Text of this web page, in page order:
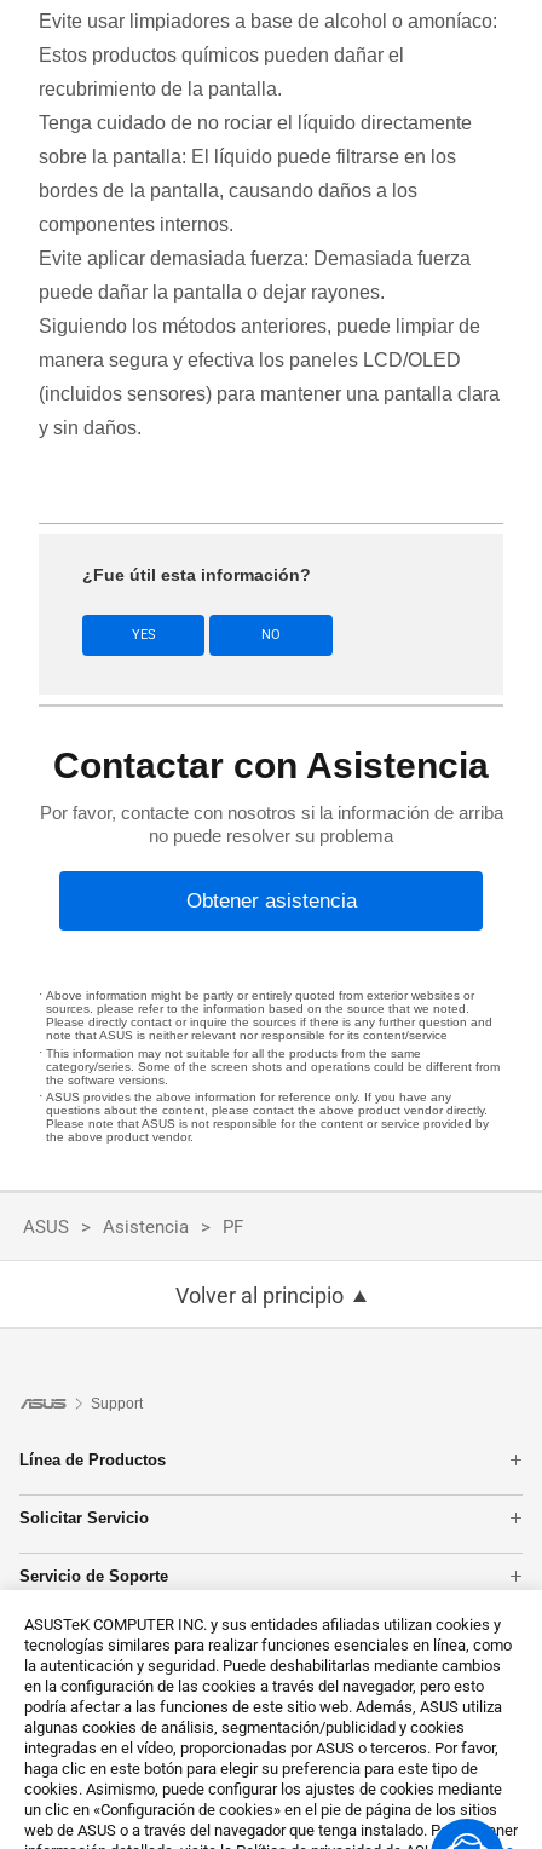
ASUSTeK COMPUTER INC. y sus entidades afiliadas utilizan cookies y
tecnologías similares para realizar funciones esenciales en línea, como
la autenticación y seguridad. Puede deshabilitarlas mediante cambios
en la configuración de las cookies a través del navegador, pero esto
podría afectar a las funciones de este sitio web. Además, ASUS utiliza
algunas cookies de análisis, segmentación/publicidad y cookies
integradas en el vídeo, proporcionadas por ASUS o terceros. Por favor,
haga clic en este botón para elegir su preferencia para este tipo de
cookies. Asimismo, puede configurar los ajustes de cookies mediante
un clic en «Configuración de cookies» en el pie de página de los sitios
web de ASUS o a través del navegador que tenga instalado. Para obtener
Evite usar limpiadores a base de alcohol o amoníaco:
Estos productos químicos pueden dañar el
recubrimiento de la pantalla.
Tenga cuidado de no rociar el líquido directamente
sobre la pantalla: El líquido puede filtrarse en los
bordes de la pantalla, causando daños a los
componentes internos.
Evite aplicar demasiada fuerza: Demasiada fuerza
puede dañar la pantalla o dejar rayones.
Siguiendo los métodos anteriores, puede limpiar de
manera segura y efectiva los paneles LCD/OLED
(incluidos sensores) para mantener una pantalla clara
y sin daños.
¿Fue útil esta información?
YES NO
Contactar con Asistencia
Por favor, contacte con nosotros si la información de arriba
no puede resolver su problema
Obtener asistencia
Above information might be partly or entirely quoted from exterior websites or
sources. please refer to the information based on the source that we noted.
Please directly contact or inquire the sources if there is any further question and
note that ASUS is neither relevant nor responsible for its content/service
This information may not suitable for all the products from the same
category/series. Some of the screen shots and operations could be different from
the software versions.
ASUS provides the above information for reference only. If you have any
questions about the content, please contact the above product vendor directly.
Please note that ASUS is not responsible for the content or service provided by
the above product vendor.
ASUS Asistencia PF
Volver al principio
Support
Línea de Productos
Portátiles
Placas base
Tarjetas Gráficas
Smartphones
Redes
Mostrar todos los productos
Solicitar Servicio
Comprobación de Garantía
Estado de reparación
Servicio de Soporte
Vídeos de Soporte ASUS
Contáctanos
Llámanos
MyASUS
Solicitud del cliente sobre datos personales
Sobre RSC (en inglés)